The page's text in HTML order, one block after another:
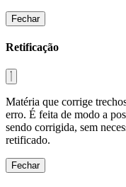
Fechar
Retificação
Matéria que corrige
erro. É feita de modo a
sendo corrigida, sem
retificado.
Fechar